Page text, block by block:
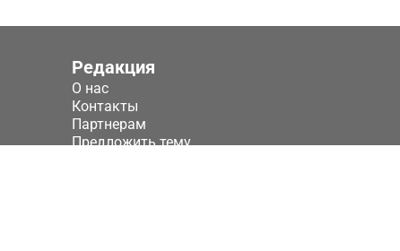
Редакция
О нас
Контакты
Партнерам
Предложить тему